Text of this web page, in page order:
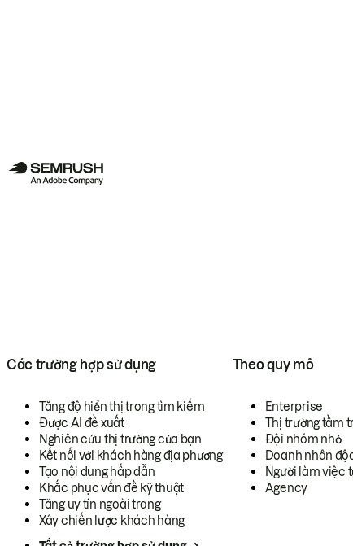
Các trường hợp sử dụng
Tăng độ hiển thị trong tìm kiếm
Được AI đề xuất
Nghiên cứu thị trường của bạn
Kết nối với khách hàng địa phương
Tạo nội dung hấp dẫn
Khắc phục vấn đề kỹ thuật
Tăng uy tín ngoài trang
Xây chiến lược khách hàng
Theo quy mô
Enterprise
Thị trường tầm
Đội nhóm nhỏ
Doanh nhân
Người làm việc
Agency